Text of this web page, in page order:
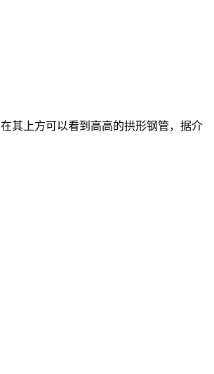
其上方可以看到高高的拱形钢管，据介